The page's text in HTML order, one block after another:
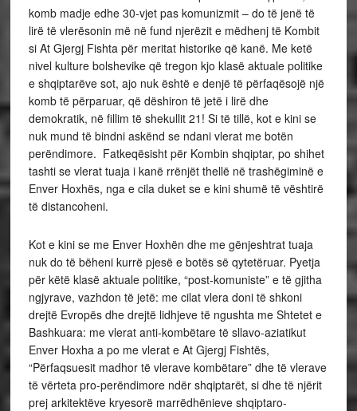
komb madje edhe 30-vjet pas komunizmit – do të jenë të
lirë të vlerësonin më në fund njerëzit e mëdhenj të Kombit
si At Gjergj Fishta për meritat historike që kanë. Me ketë
nivel kulture bolshevike që tregon kjo klasë aktuale politike
e shqiptarëve sot, ajo nuk është e denjë të përfaqësojë një
komb të përparuar, që dëshiron të jetë i lirë dhe
demokratik, në fillim të shekullit 21! Si të tillë, kot e kini se
nuk mund të bindni askënd se ndani vlerat me botën
perëndimore. Fatkeqësisht për Kombin shqiptar, po shihet
tashti se vlerat tuaja i kanë rrënjët thellë në trashëgiminë e
Enver Hoxhës, nga e cila duket se e kini shumë të vështirë
të distancoheni.
Kot e kini se me Enver Hoxhën dhe me gënjeshtrat tuaja
nuk do të bëheni kurrë pjesë e botës së qytetëruar. Pyetja
për këtë klasë aktuale politike, “post-komuniste” e të gjitha
ngjyrave, vazhdon të jetë: me cilat vlera doni të shkoni
drejtë Evropës dhe drejtë lidhjeve të ngushta me Shtetet e
Bashkuara: me vlerat anti-kombëtare të sllavo-aziatikut
Enver Hoxha a po me vlerat e At Gjergj Fishtës,
“Përfaqsuesit madhor të vlerave kombëtare” dhe të vlerave
të vërteta pro-perëndimore ndër shqiptarët, si dhe të njërit
prej arkitektëve kryesorë marrëdhënieve shqiptaro-